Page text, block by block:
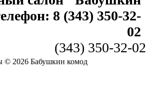
(343) 350-32-02
© 2026 Бабушкин комод